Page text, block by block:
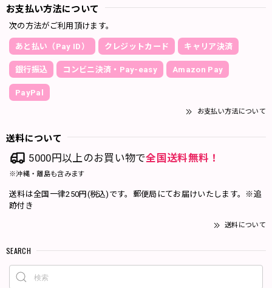
お支払い方法について
次の方法がご利用頂けます。
あと払い（Pay ID） クレジットカード キャリア決済
銀行振込 コンビニ決済・Pay-easy Amazon Pay
PayPal
お支払い方法について
送料について
5000円以上のお買い物で全国送料無料！
※沖縄・離島も含みます
送料は全国一律250円(税込)です。郵便局にてお届けいたします。※追
跡付き
送料について
SEARCH